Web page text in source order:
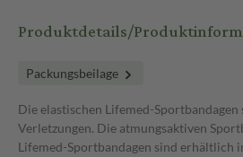
Produktdetails/
Packungsbeilage
Die elastischen Lifemed-
Verletzungen. Die atmungsaktiven
Lifemed-Sportbandagen sind erhältlich